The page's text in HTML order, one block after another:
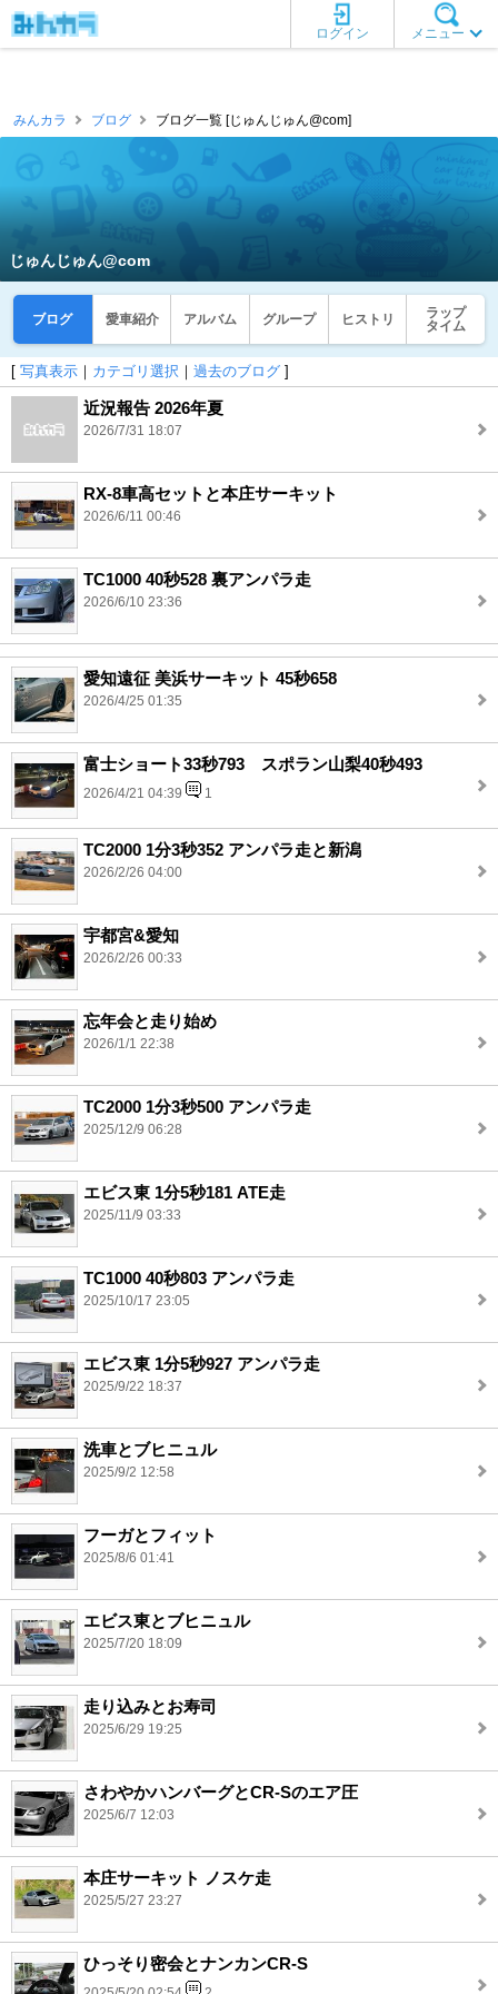
メニュー
ログイン
みんカラ ブログ ブログ一覧 [じゅんじゅん@com]
じゅんじゅん@com
ブログ 愛車紹介 アルバム グループ ヒストリ
ラップ
タイム
[ 写真表示 ｜ カテゴリ選択 ｜ 過去のブログ ]
近況報告 2026年夏
2026/7/31 18:07
RX-8車高セットと本庄サーキット
2026/6/11 00:46
TC1000 40秒528 裏アンパラ走
2026/6/10 23:36
愛知遠征 美浜サーキット 45秒658
2026/4/25 01:35
富士ショート33秒793 スポラン山梨40秒493
2026/4/21 04:39 1
TC2000 1分3秒352 アンパラ走と新潟
2026/2/26 04:00
宇都宮&愛知
2026/2/26 00:33
忘年会と走り始め
2026/1/1 22:38
TC2000 1分3秒500 アンパラ走
2025/12/9 06:28
エビス東 1分5秒181 ATE走
2025/11/9 03:33
TC1000 40秒803 アンパラ走
2025/10/17 23:05
エビス東 1分5秒927 アンパラ走
2025/9/22 18:37
洗車とブヒニュル
2025/9/2 12:58
フーガとフィット
2025/8/6 01:41
エビス東とブヒニュル
2025/7/20 18:09
走り込みとお寿司
2025/6/29 19:25
さわやかハンバーグとCR-Sのエア圧
2025/6/7 12:03
本庄サーキット ノスケ走
2025/5/27 23:27
ひっそり密会とナンカンCR-S